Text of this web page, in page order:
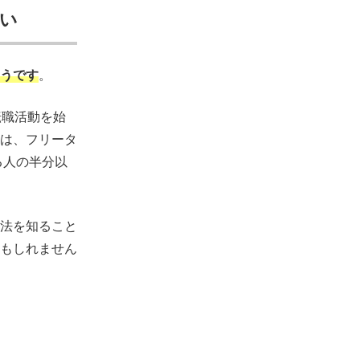
です。
活動を始
、フリータ
の半分以
を知ること
しれません